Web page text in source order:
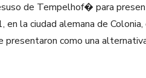
de Tempelhof� para
la ciudad alemana de
presentaron como una